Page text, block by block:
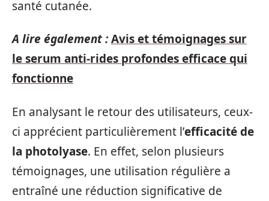
santé cutanée.
A lire également :Avis et témoignages sur
le serum anti-rides profondes efficace qui
fonctionne
En analysant le retour des utilisateurs, ceux-
ci apprécient particulièrement l’efficacité de
la photolyase. En effet, selon plusieurs
témoignages, une utilisation régulière a
entraîné une réduction significative de